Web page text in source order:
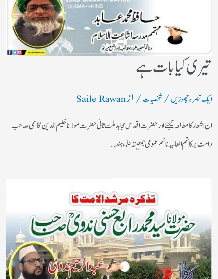
تیری کیا بات ہے
ایک تبصرہ چھوڑیں/شخصیات/ ازSaile Rawan
ان اشعار کا مطالعہ کیجئے اور حضرت اقدس مجاہد ملت ثانی حضرت مولانا حکیم الدین قاسمی صاحب
دامت برکاتہم العالیہ ناظم عمومی جمعیتہ علماء ہند…